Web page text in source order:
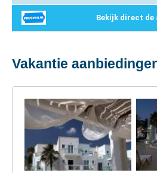
Bekijk direct
Vakantie